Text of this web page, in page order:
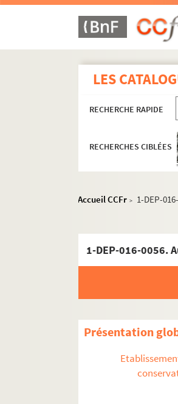
LES
RECHERCHE RAPIDE
RECHERCHES CIBLÉES
Accueil CCFr > 1-DEP-
1-DEP-016-0056.
Présentation
8-
8-DEP-
1-
8-
8-
8-
8-
4-
4-
4-
8-
2-